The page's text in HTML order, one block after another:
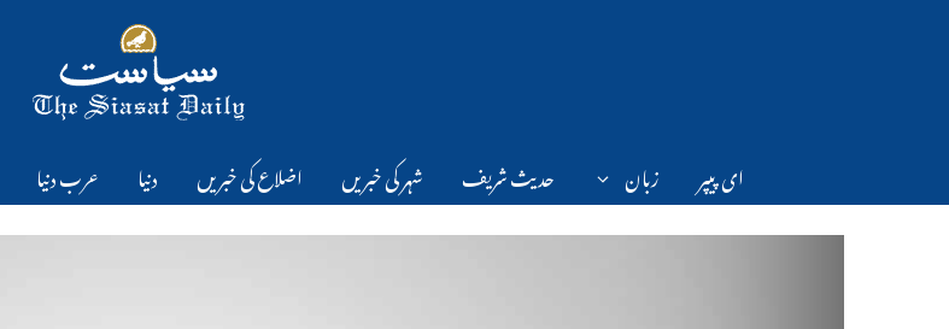
ای پیپر زبان حدیث شریف شہر کی خبریں اضلاع کی خبریں دنیا عرب دنیا